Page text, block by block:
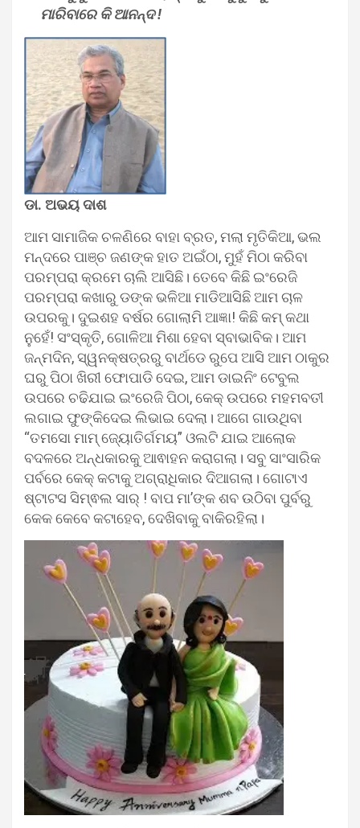
ମାରିବାରେ କି ଆନନ୍ଦ !
ଡା. ଅଭୟ ଦାଶ
ଆମ ସାମାଜିକ ଚଳଣିରେ ବାହା ବ୍ରତ, ମଲା ମୃତିକିଆ, ଭଲ
ମନ୍ଦରେ ପାଞ୍ଚ ଜଣଙ୍କ ହାତ ଅଇଁଠା, ମୁହଁ ମିଠା କରିବା
ପରମ୍ପରା କ୍ରମେ ଚାଲି ଆସିଛି। ତେବେ କିଛି ଇଂରେଜି
ପରମ୍ପରା କଖାରୁ ଡଙ୍କ ଭଳିଆ ମାଡିଆସିଛି ଆମ ଚାଳ
ଉପରକୁ। ଦୁଇଶହ ବର୍ଷର ଗୋଲାମି ଆଜ୍ଞା! କିଛି କମ୍ କଥା
ନୁହେଁ! ସଂସ୍କୃତି, ଗୋଳିଆ ମିଶା ହେବା ସ୍ବାଭାବିକ। ଆମ
ଜନ୍ମଦିନ, ସ୍ୱନକ୍ଷତ୍ରରୁ ବାର୍ଥଡେ ରୁପେ ଆସି ଆମ ଠାକୁର
ଘରୁ ପିଠା ଖିରୀ ଫୋପାଡି ଦେଇ, ଆମ ଡାଇନିଂ ଟେବୁଲ
ଉପରେ ଚଢିଯାଇ ଇଂରେଜି ପିଠା, କେକ୍ ଉପରେ ମହମବତୀ
ଲଗାଇ ଫୁଙ୍କିଦେଇ ଲିଭାଇ ଦେଲା। ଆଗେ ଗାଉଥିବା
“ତମସୋ ମାମ୍ ଜ୍ୟୋତିର୍ଗମୟ” ଓଲଟି ଯାଇ ଆଲୋକ
ବଦଳରେ ଅନ୍ଧକାରକୁ ଆଵାହନ କରାଗଲା। ସବୁ ସାଂସାରିକ
ପର୍ବରେ କେକ୍ କଟାକୁ ଅଗ୍ରାଧିକାର ଦିଆଗଲା। ଗୋଟାଏ
ଷ୍ଟାଟସ ସିମ୍ଵଲ ସାର୍ ! ବାପ ମା’ଙ୍କ ଶବ ଉଠିବା ପୁର୍ବରୁ
କେକ କେବେ କଟାହେବ, ଦେଖିବାକୁ ବାକିରହିଲା।